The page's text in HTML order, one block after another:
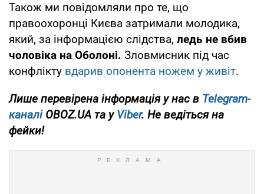
Також ми повідомляли про те, що
правоохоронці Києва затримали молодика,
який, за інформацією слідства, ледь не вбив
чоловіка на Оболоні. Зловмисник під час
конфлікту вдарив опонента ножем у живіт.
Лише перевірена інформація у нас в Telegram-
каналіOBOZ.UA та уViber. Не ведіться на
фейки!